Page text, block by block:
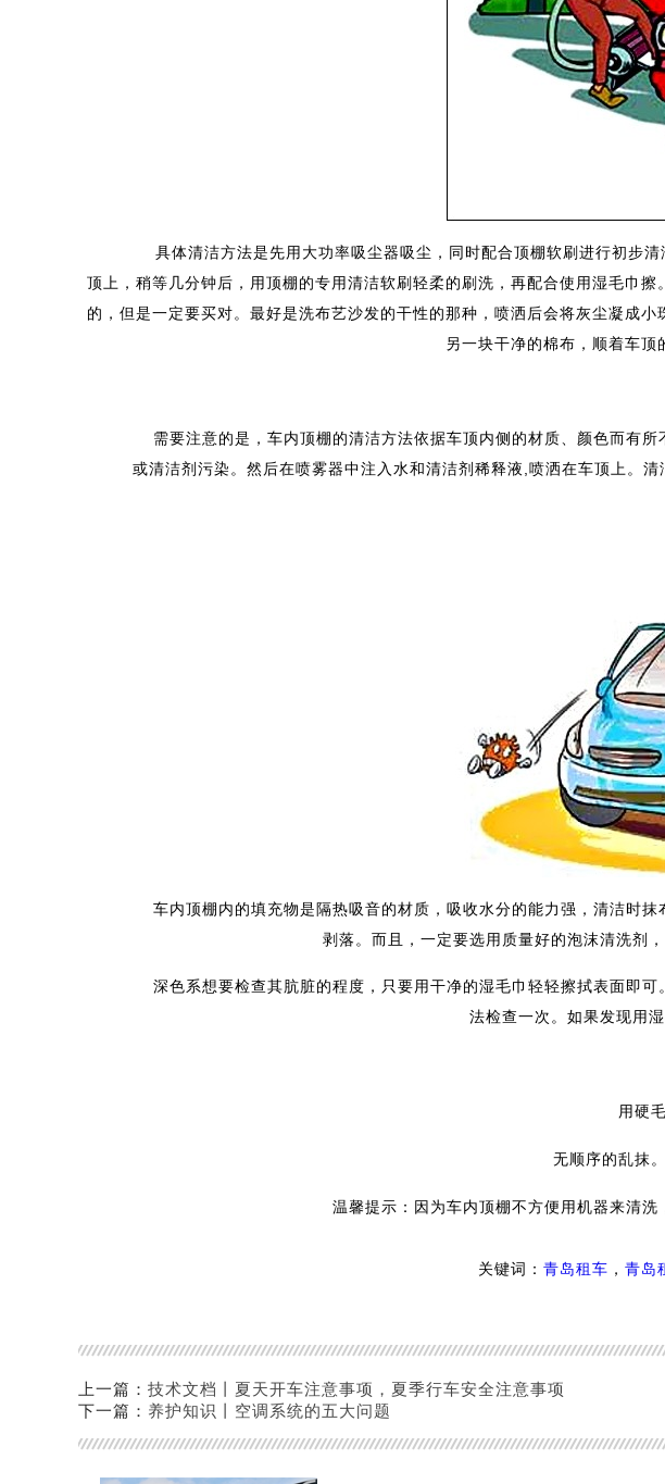
具体清洁方法是先用大功率吸尘器吸尘，同时配合顶棚软刷进行初步清
顶上，稍等几分钟后，用顶棚的专用清洁软刷轻柔的刷洗，再配合使用湿毛巾
的，但是一定要买对。最好是洗布艺沙发的干性的那种，喷洒后会将灰尘凝成
另一块干净的棉布，顺着车顶
需要注意的是，车内顶棚的清洁方法依据车顶内侧的材质、颜色而有所
或清洁剂污染。然后在喷雾器中注入水和清洁剂稀释液,喷洒在车顶上。
车内顶棚内的填充物是隔热吸音的材质，吸收水分的能力强，清洁时抹
剥落。而且，一定要选用质量好的泡沫清洗剂
深色系想要检查其肮脏的程度，只要用干净的湿毛巾轻轻擦拭表面即可
法检查一次。如果发现用
用硬
无顺序的乱抹
温馨提示： 因为车内顶棚不方便用机器来清洗
关键词： 青岛租车 ， 青岛
上一篇： 技术文档丨夏天开车注意事项，夏季行车安全注意事项
下一篇： 养护知识丨空调系统的五大问题